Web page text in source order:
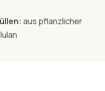
aus pflanzlicher